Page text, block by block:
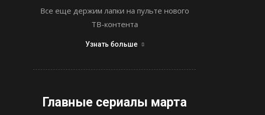
Все еще держим лапки на пульте нового
ТВ-контента
Узнать больше
Главные сериалы марта